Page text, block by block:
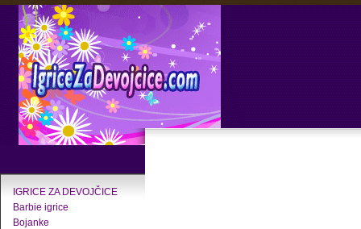
IGRICE ZA DEVOJČICE
Barbie igrice
Bojanke